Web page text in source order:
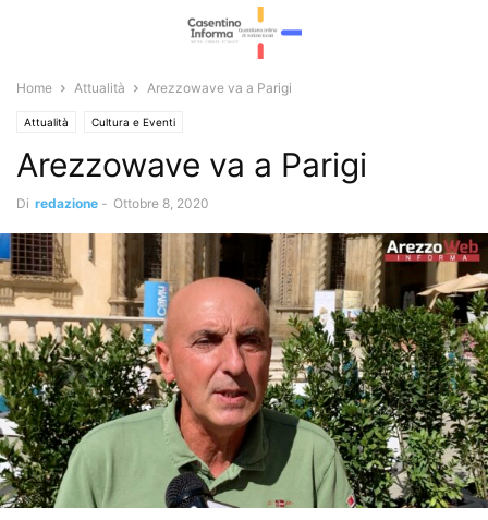
Home Attualità Arezzowave va a Parigi
Attualità Cultura e Eventi
Arezzowave va a Parigi
Di redazione - Ottobre 8, 2020